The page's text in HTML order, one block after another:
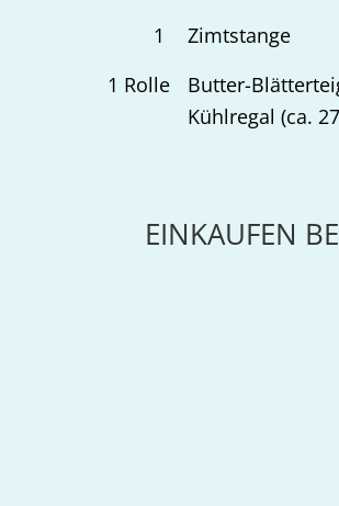
1
Zimtstange
1 Rolle
Butter-
Kühlregal (ca.
EINKAUFEN